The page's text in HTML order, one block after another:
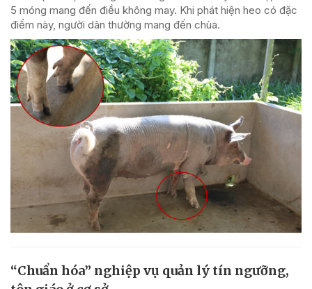
5 móng mang đến điều không may. Khi phát hiện heo có đặc
điểm này, người dân thường mang đến chùa.
“Chuẩn hóa” nghiệp vụ quản lý tín ngưỡng,